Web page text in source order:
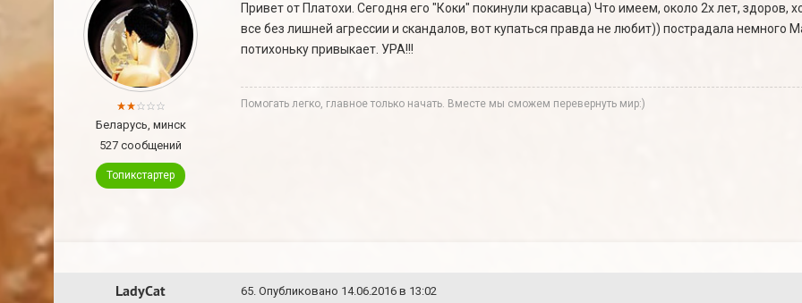
Беларусь, минск
527 сообщений
Топикстартер
Привет от Платохи. Сегодня его "Коки" покинули красавца) Что имеем, около 2х лет,
все без лишней агрессии и скандалов, вот купаться правда не любит)) пострадала немного
потихоньку привыкает. УРА!!!
Помогать легко, главное только начать. Вместе мы сможем перевернуть мир:)
LadyCat 65. Опубликовано 14.06.2016 в 13:02